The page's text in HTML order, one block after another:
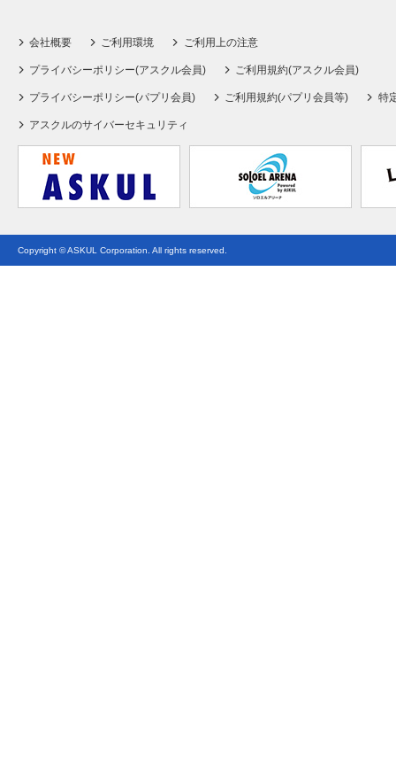
会社概要 ご利用環境 ご利用上の注意
プライバシーポリシー(アスクル会員) ご利用規約(アスクル会員)
プライバシーポリシー(パプリ会員) ご利用規約(パプリ会員等) 特
アスクルのサイバーセキュリティ
Copyright © ASKUL Corporation. All rights reserved.